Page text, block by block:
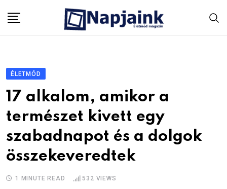
ÉLETMÓD
17 alkalom, amikor a
természet kivett egy
szabadnapot és a dolgok
összekeveredtek
1 MINUTE READ 532 VIEWS